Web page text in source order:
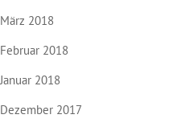
März 2018
Februar 2018
Januar 2018
Dezember 2017